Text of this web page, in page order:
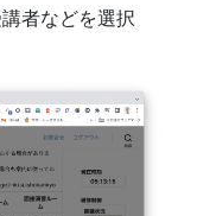
者などを選択